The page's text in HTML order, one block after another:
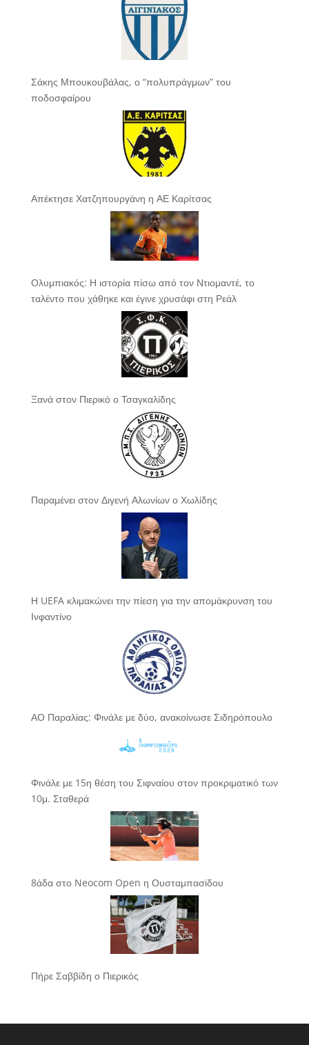
Σάκης Μπουκουβάλας, ο “πολυπράγμων” του
ποδοσφαίρου
Απέκτησε Χατζηπουργάνη η ΑΕ Καρίτσας
Ολυμπιακός: Η ιστορία πίσω από τον Ντιομαντέ, το
ταλέντο που χάθηκε και έγινε χρυσάφι στη Ρεάλ
Ξανά στον Πιερικό ο Τσαγκαλίδης
Παραμένει στον Διγενή Αλωνίων ο Χωλίδης
Η UEFA κλιμακώνει την πίεση για την απομάκρυνση του
Ινφαντίνο
ΑΟ Παραλίας: Φινάλε με δύο, ανακοίνωσε Σιδηρόπουλο
Φινάλε με 15η θέση του Σιφναίου στον προκριματικό των
10μ. Σταθερά
8άδα στο Neocom Open η Ουσταμπασίδου
Πήρε Σαββίδη ο Πιερικός